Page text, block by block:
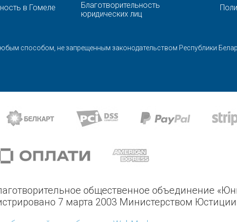
в Гомеле
Благотворительность
юридических лиц
способом, не запрещенным законодательством Республики
общественное объединение
7 марта 2003 Министерством